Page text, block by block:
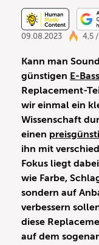
09.08.2023
4,5
Kann man
günstigen E-
Replacement-
wir einmal ein
Wissenschaft
einen
ihn mit
Fokus liegt
wie Farbe,
sondern auf
verbessern
diese
auf dem